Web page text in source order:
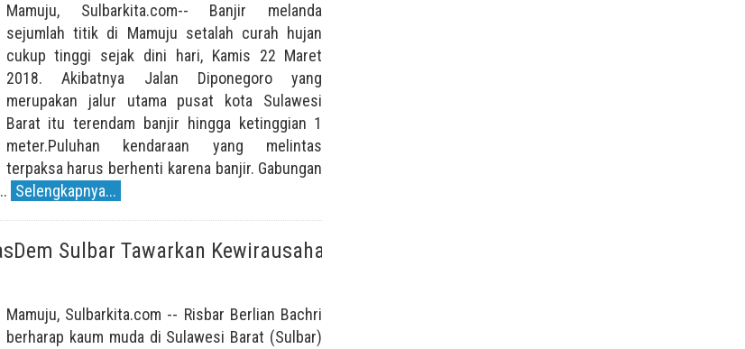
Mamuju, Sulbarkita.com-- Banjir melanda
sejumlah titik di Mamuju setalah curah hujan
cukup tinggi sejak dini hari, Kamis 22 Maret
2018. Akibatnya Jalan Diponegoro yang
merupakan jalur utama pusat kota Sulawesi
Barat itu terendam banjir hingga ketinggian 1
meter.Puluhan kendaraan yang melintas
terpaksa harus berhenti karena banjir. Gabungan
Selengkapnya...
Sulbar Tawarkan Kewirausahaan
Mamuju, Sulbarkita.com -- Risbar Berlian Bachri
berharap kaum muda di Sulawesi Barat (Sulbar)